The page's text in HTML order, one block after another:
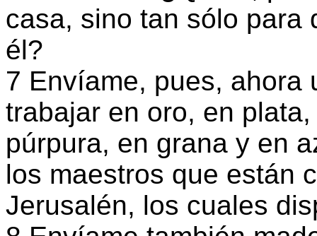
casa, sino tan sólo para
él?
7 Envíame, pues, ahora
trabajar en oro, en
púrpura, en grana y en
los maestros que están
Jerusalén, los cuales